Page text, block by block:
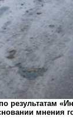
мнения